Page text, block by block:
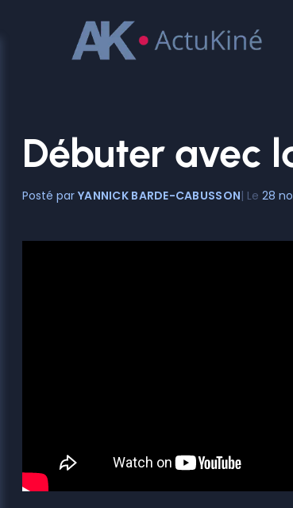
Débuter avec
YANNICK BARDE-CABUSSON 28